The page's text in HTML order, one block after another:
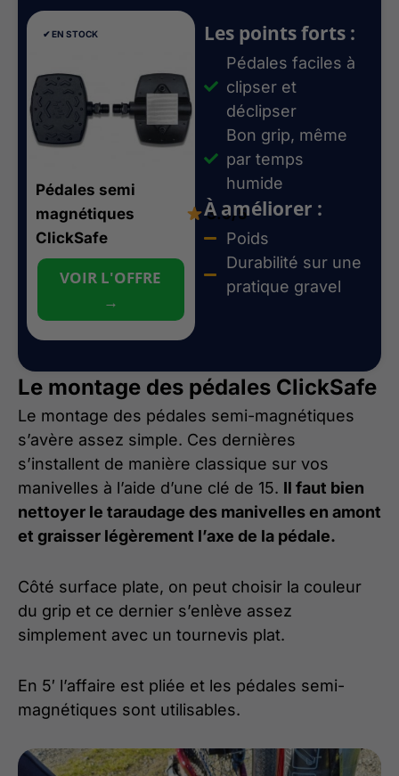
✔︎ EN STOCK
Pédales semi
magnétiques
ClickSafe
3.9/5
VOIR L'OFFRE
→
Les points forts :
Pédales faciles à
clipser et
déclipser
Bon grip, même
par temps
humide
À améliorer :
Poids
Durabilité sur une
pratique gravel
Le montage des pédales ClickSafe
Le montage des pédales semi-magnétiques
s’avère assez simple. Ces dernières
s’installent de manière classique sur vos
manivelles à l’aide d’une clé de 15. Il faut bien
nettoyer le taraudage des manivelles en amont
et graisser légèrement l’axe de la pédale.
Côté surface plate, on peut choisir la couleur
du grip et ce dernier s’enlève assez
simplement avec un tournevis plat.
En 5′ l’affaire est pliée et les pédales semi-
magnétiques sont utilisables.